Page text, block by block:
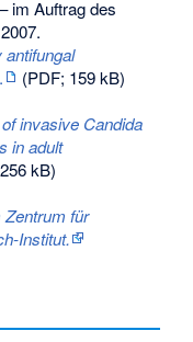
im Auftrag des
antifungal
.
(PDF; 159 kB)
invasive Candida
in adult
kB)
für
Institut.